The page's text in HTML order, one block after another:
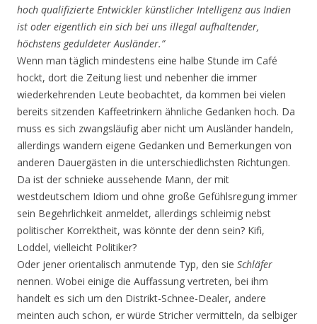
hoch qualifizierte Entwickler künstlicher Intelligenz aus Indien
ist oder eigentlich ein sich bei uns illegal aufhaltender,
höchstens geduldeter Ausländer.”
Wenn man täglich mindestens eine halbe Stunde im Café
hockt, dort die Zeitung liest und nebenher die immer
wiederkehrenden Leute beobachtet, da kommen bei vielen
bereits sitzenden Kaffeetrinkern ähnliche Gedanken hoch. Da
muss es sich zwangsläufig aber nicht um Ausländer handeln,
allerdings wandern eigene Gedanken und Bemerkungen von
anderen Dauergästen in die unterschiedlichsten Richtungen.
Da ist der schnieke aussehende Mann, der mit
westdeutschem Idiom und ohne große Gefühlsregung immer
sein Begehrlichkeit anmeldet, allerdings schleimig nebst
politischer Korrektheit, was könnte der denn sein? Kifi,
Loddel, vielleicht Politiker?
Oder jener orientalisch anmutende Typ, den sie Schläfer
nennen. Wobei einige die Auffassung vertreten, bei ihm
handelt es sich um den Distrikt-Schnee-Dealer, andere
meinten auch schon, er würde Stricher vermitteln, da selbiger